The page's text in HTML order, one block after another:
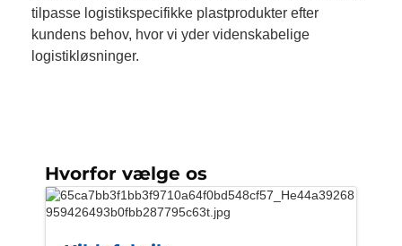
tilpasse logistikspecifikke plastprodukter efter
kundens behov, hvor vi yder videnskabelige
logistikløsninger.
Hvorfor vælge os